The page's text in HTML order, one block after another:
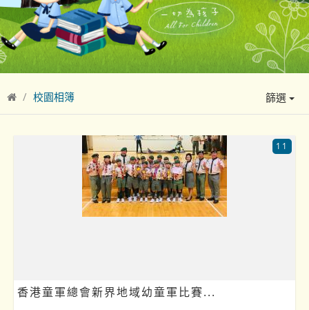
校園相簿 篩選
香港童軍總會新界地域幼童軍比賽...
11